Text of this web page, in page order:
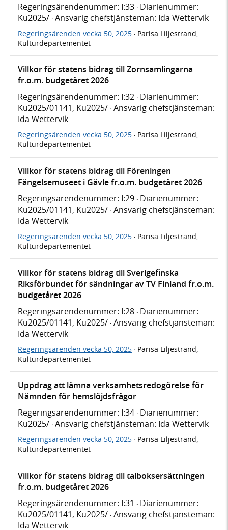
Regeringsärendenummer: I:33 · Diarienummer:
Ku2025/ · Ansvarig chefstjänsteman: Ida Wettervik
Regeringsärenden vecka 50, 2025 · Parisa Liljestrand,
Kulturdepartementet
Villkor för statens bidrag till Zornsamlingarna
fr.o.m. budgetåret 2026
Regeringsärendenummer: I:32 · Diarienummer:
Ku2025/01141, Ku2025/ · Ansvarig chefstjänsteman:
Ida Wettervik
Regeringsärenden vecka 50, 2025 · Parisa Liljestrand,
Kulturdepartementet
Villkor för statens bidrag till Föreningen
Fängelsemuseet i Gävle fr.o.m. budgetåret 2026
Regeringsärendenummer: I:29 · Diarienummer:
Ku2025/01141, Ku2025/ · Ansvarig chefstjänsteman:
Ida Wettervik
Regeringsärenden vecka 50, 2025 · Parisa Liljestrand,
Kulturdepartementet
Villkor för statens bidrag till Sverigefinska
Riksförbundet för sändningar av TV Finland fr.o.m.
budgetåret 2026
Regeringsärendenummer: I:28 · Diarienummer:
Ku2025/01141, Ku2025/ · Ansvarig chefstjänsteman:
Ida Wettervik
Regeringsärenden vecka 50, 2025 · Parisa Liljestrand,
Kulturdepartementet
Uppdrag att lämna verksamhetsredogörelse för
Nämnden för hemslöjdsfrågor
Regeringsärendenummer: I:34 · Diarienummer:
Ku2025/ · Ansvarig chefstjänsteman: Ida Wettervik
Regeringsärenden vecka 50, 2025 · Parisa Liljestrand,
Kulturdepartementet
Villkor för statens bidrag till talboksersättningen
fr.o.m. budgetåret 2026
Regeringsärendenummer: I:31 · Diarienummer:
Ku2025/01141, Ku2025/ · Ansvarig chefstjänsteman:
Ida Wettervik